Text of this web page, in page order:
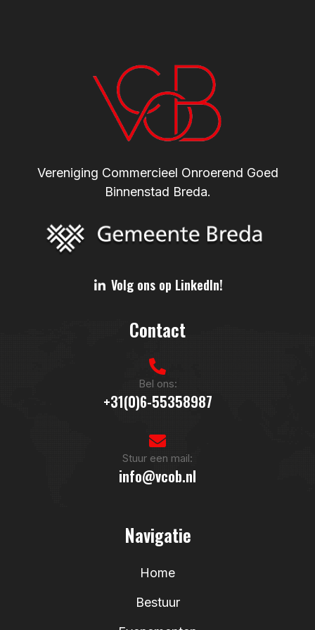
Vereniging Commercieel Onroerend Goed
Binnenstad Breda.
Volg ons op LinkedIn!
Contact
Bel ons:
+31(0)6-55358987
Stuur een mail:
info@vcob.nl
Navigatie
Home
Bestuur